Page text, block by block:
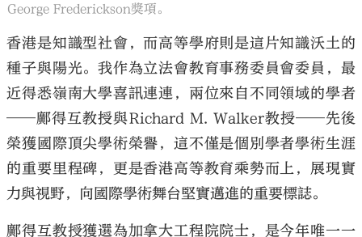
George Frederickson獎項。
香港是知識型社會，而高等學府則是這片知識沃土的
種子與陽光。我作為立法會教育事務委員會委員，最
近得悉嶺南大學喜訊連連，兩位來自不同領域的學者
──鄺得互教授與Richard M. Walker教授──先後
榮獲國際頂尖學術榮譽，這不僅是個別學者學術生涯
的重要里程碑，更是香港高等教育乘勢而上，展現實
力與視野，向國際學術舞台堅實邁進的重要標誌。
鄺得互教授獲選為加拿大工程院院士，是今年唯一一